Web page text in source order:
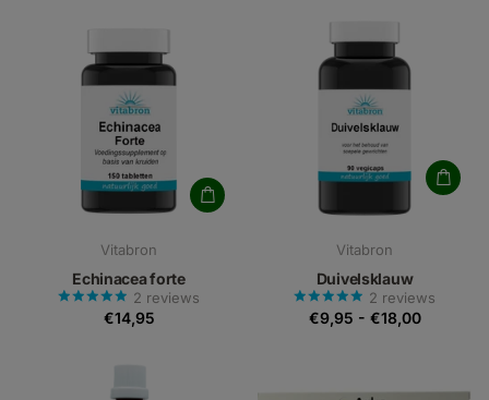
Vitabron
Echinacea forte
2 reviews
€14,95
Vitabron
Duivelsklauw
2 reviews
€9,95 - €18,00